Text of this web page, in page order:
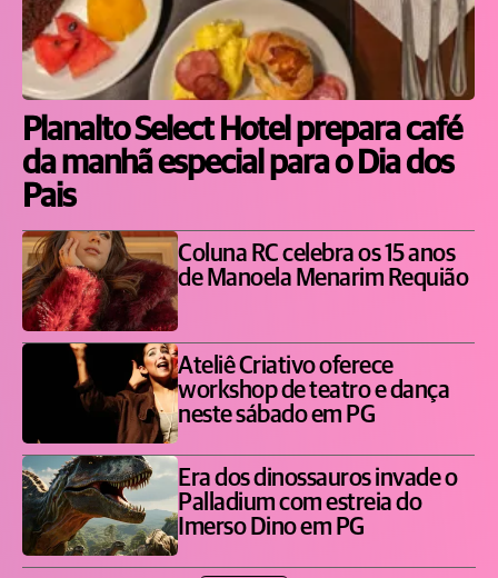
Planalto Select Hotel prepara café
da manhã especial para o Dia dos
Pais
Coluna RC celebra os 15 anos
de Manoela Menarim Requião
Ateliê Criativo oferece
workshop de teatro e dança
neste sábado em PG
Era dos dinossauros invade o
Palladium com estreia do
Imerso Dino em PG